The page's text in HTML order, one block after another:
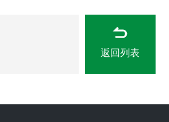
返回列表